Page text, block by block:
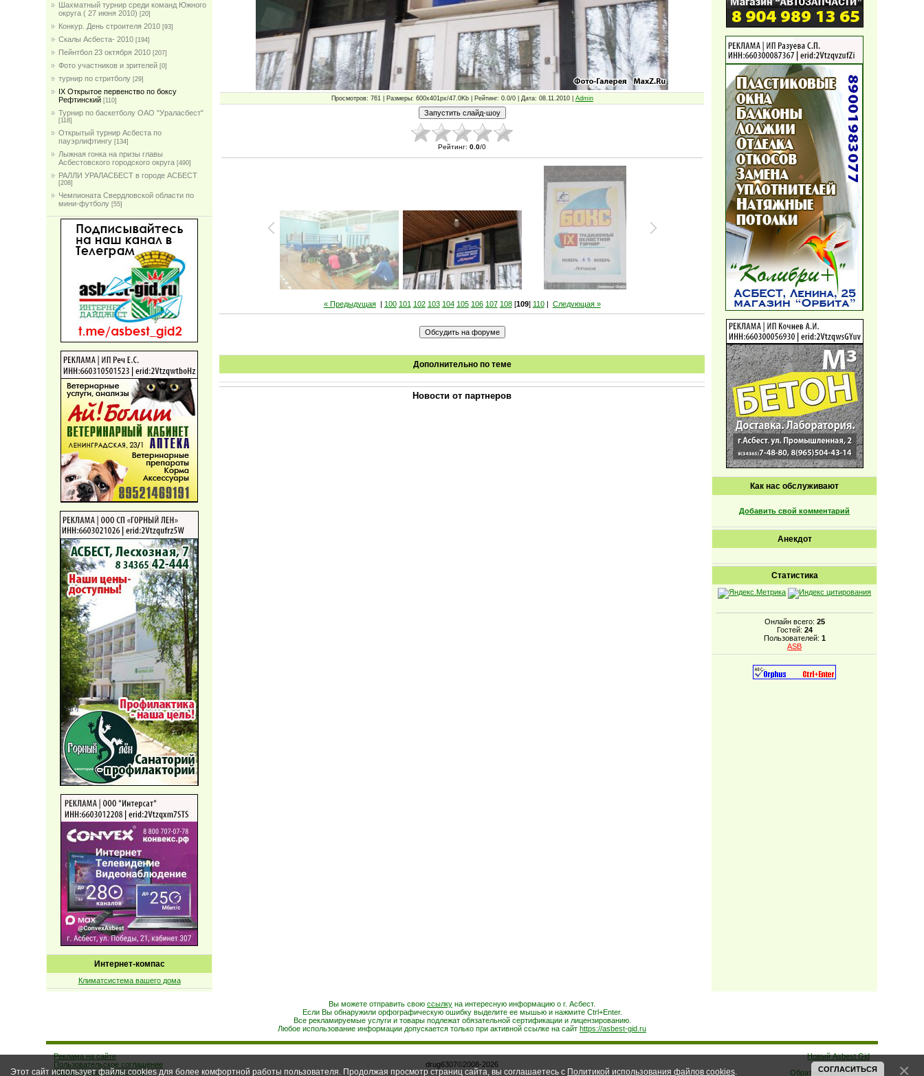
Шахматный турнир среди команд Южного
округа ( 27 июня 2010) [20]
Конкур. День строителя 2010 [93]
Скалы Асбеста- 2010 [194]
Пейнтбол 23 октября 2010 [207]
Фото участников и зрителей [0]
турнир по стритболу [29]
IX Открытое первенство по боксу
Рефтинский [110]
Турнир по баскетболу ОАО "Ураласбест"
[118]
Открытый турнир Асбеста по
пауэрлифтингу [134]
Лыжная гонка на призы главы
Асбестовского городского округа [490]
РАЛЛИ УРАЛАСБЕСТ в городе АСБЕСТ
[208]
Чемпионата Свердловской области по
мини-футболу [55]
Интернет-компас
Климатсистема вашего дома
Просмотров: 761 | Размеры: 600x401px/47.0Kb | Рейтинг: 0.0/0 | Дата: 08.11.2010 | Admin
Рейтинг: 0.0/0
« Предыдущая| 100 101 102 103 104 105 106 107 108[109] 110| Следующая »
Дополнительно по теме
Новости от партнеров
Как нас обслуживают
Добавить свой комментарий
Анекдот
Статистика
Онлайн всего: 25
Гостей: 24
Пользователей: 1
ASB
Вы можете отправить свою ссылку на интересную информацию о г. Асбест.
Если Вы обнаружили орфографическую ошибку выделите ее мышью и нажмите Ctrl+Enter.
Все рекламируемые услуги и товары подлежат обязательной сертификации и лицензированию.
Любое использование информации допускается только при активной ссылке на сайт https://asbest-gid.ru
Реклама на сайте
Пользовательское соглашение
Подписаться на рассылку
drug6307©2008-2026
Новый Asbest Gid
Помощь
Обратная связь Архив
Этот сайт использует файлы cookies для более комфортной работы пользователя. Продолжая просмотр страниц сайта, вы соглашаетесь с Политикой использования файлов cookies СОГЛАСИТЬСЯ